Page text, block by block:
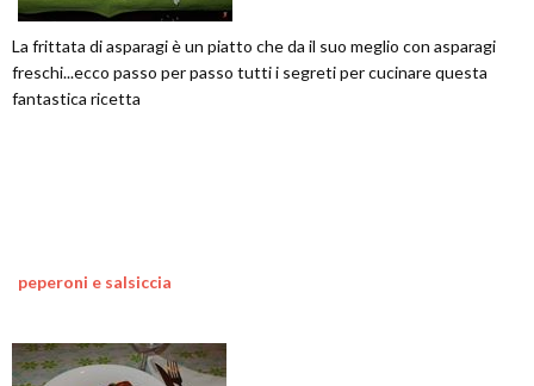
La frittata di asparagi è un piatto che da il suo meglio con asparagi
freschi...ecco passo per passo tutti i segreti per cucinare questa
fantastica ricetta
peperoni e salsiccia